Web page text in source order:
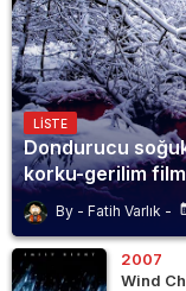
LISTE
Dondurucu
korku-gerilim
Fatih Varlık
2007
Wind